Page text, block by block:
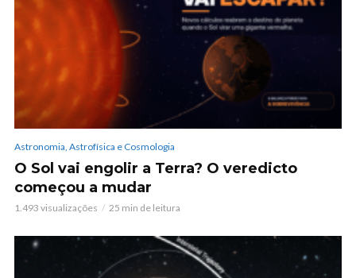
Astronomia, Astrofísica e Cosmologia
O Sol vai engolir a Terra? O veredicto
começou a mudar
1.493 visualizações 25 min de leitura